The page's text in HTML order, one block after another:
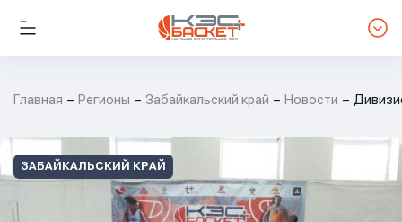
Главная Регионы Забайкальский край Новости
ЗАБАЙКАЛЬСКИЙ КРАЙ